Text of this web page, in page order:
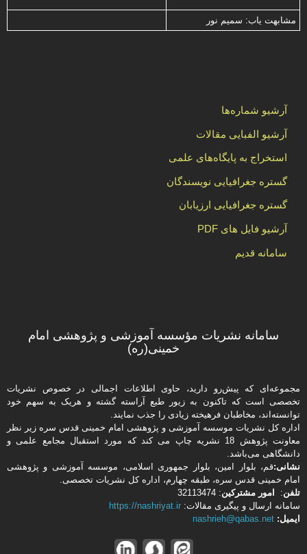
مشابهت ياب: سميم نور
آرشیو شماره‌ها
آرشیو الفبایی مقالات
استخراج به پایگاه‌های علمی
گستره جغرافیایی نویسندگان
گستره جغرافیایی ارزیابان
آرشیو فایل های PDF
سامانه قدیم
سامانه نشریات مؤسسه آموزشی و پژوهشی امام
خمینی(ره)
مجموعه‌ای که پیش‌رو دارید،‌ حاوی اطلاعات اجمالی در خصوص نشریات
تخصصی است که تاکنون به زیور طبع آراسته گشته و هریک به سهم خود
توانسته‌اند، مخاطبان فرهیخته‌ زیادی را جذب نمایند.
اداره كل نشریات موسسه آموزشی و پژوهشی امام خمینی قدس سره زیر نظر
معاونت پژوهش 18 نشریه چاپ می کند که مورد استقبال مجامع علمی و
دانشگاهی می‌باشد.
نشانی:قم، بلوار امین، بلوار جمهوری اسلامی، موسسه آموزشی و پژوهشی
امام خمینی قدس سره، طبقه چهارم، اداره كل نشریات تخصصی.
تلفن: امور مشتركین: 32113474
سامانه ارسال و پیگیری مقالات: https://nashriyat.ir
ایمیل: nashrieh@qabas.net